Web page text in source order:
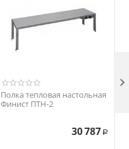
Полка тепловая настольная
Финист ПТН-2
30 787 Р
